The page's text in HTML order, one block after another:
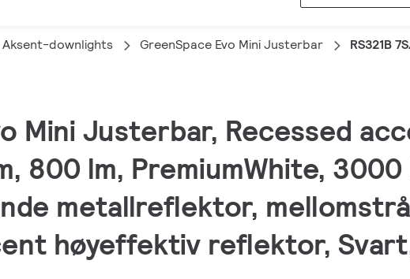
Aksent-downlights GreenSpace Evo Mini Justerbar RS321B
Mini Justerbar, Recessed
800 lm, PremiumWhite, 3000
metallreflektor,
høyeffektiv reflektor,